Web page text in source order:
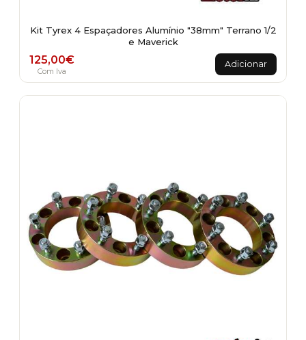
Kit Tyrex 4 Espaçadores Alumínio "38mm" Terrano 1/2
e Maverick
125,00€
Com Iva
Adicionar